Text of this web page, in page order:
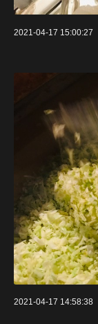
2021-04-17 15:00:27
2021-04-17 14:58:38